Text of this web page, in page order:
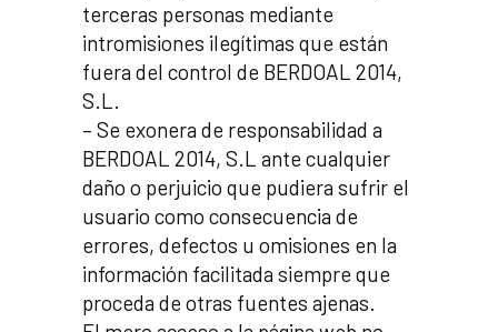
terceras personas mediante
intromisiones ilegítimas que están
fuera del control de BERDOAL 2014,
S.L.
– Se exonera de responsabilidad a
BERDOAL 2014, S.L ante cualquier
daño o perjuicio que pudiera sufrir el
usuario como consecuencia de
errores, defectos u omisiones en la
información facilitada siempre que
proceda de otras fuentes ajenas.